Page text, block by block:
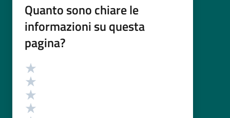
Quanto sono chiare le
informazioni su questa
pagina?
Valutazione